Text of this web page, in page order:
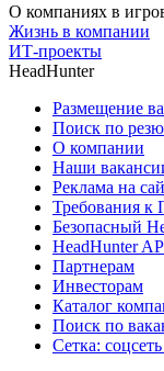
О компаниях в
Жизнь в компании
ИТ-проекты
HeadHunter
Размещение
Поиск по
О компании
Наши
Реклама на
Требования к
Безопасный
HeadHunter
Партнерам
Инвесторам
Каталог
Поиск по
Сетка: